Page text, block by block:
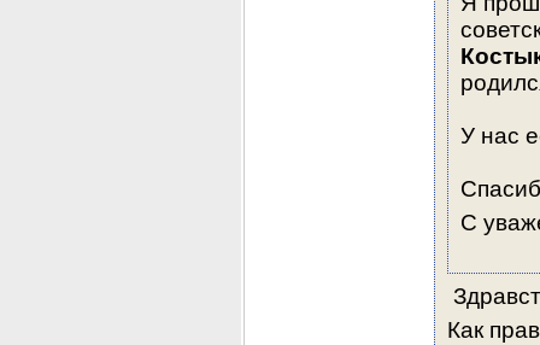
У нас
С
Как